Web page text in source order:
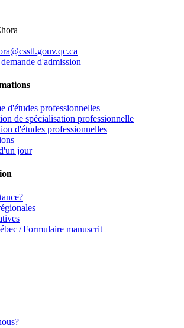
d'admission
d'études professionnelles
de spécialisation professionnelle
d'études professionnelles
jour
/ Formulaire manuscrit